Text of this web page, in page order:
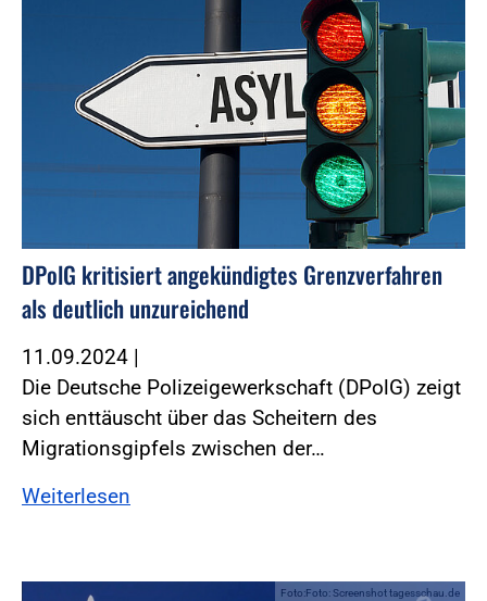
DPolG kritisiert angekündigtes Grenzverfahren
als deutlich unzureichend
11.09.2024 |
Die Deutsche Polizeigewerkschaft (DPolG) zeigt
sich enttäuscht über das Scheitern des
Migrationsgipfels zwischen der…
Weiterlesen
Foto:Foto: Screenshot tagesschau.de